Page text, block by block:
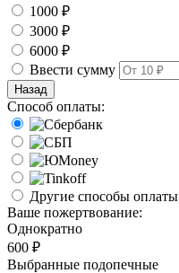
1000 ₽
3000 ₽
6000 ₽
Ввести сумму
Назад
Способ оплаты:
Другие способы оплаты
Ваше пожертвование:
Однократно
600 ₽
Выбранные подопечные